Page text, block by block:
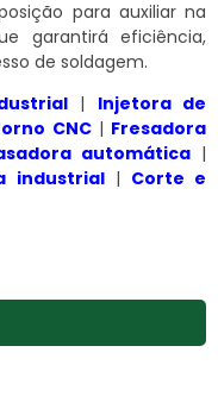
para auxiliar na
garantirá eficiência,
de soldagem.
| Injetora de
CNC| Fresadora
automática|
industrial| Corte e